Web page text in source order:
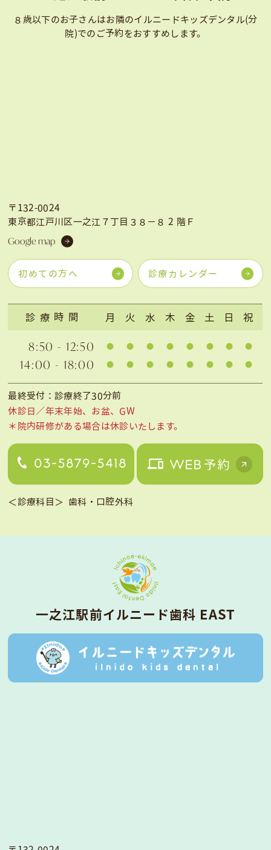
８歳以下のお子さんはお隣のイルニードキッズデンタル(分
院)での ご予約をおすすめします。
〒132-0024
東京都江戸川区一之江７丁目３８−８ 2 階Ｆ
Google map
初めての方へ 診療カレンダー
診療時間 月 火 水 木 金 土 日 祝
8:50 - 12:50
14:00 - 18:00
最終受付：診療終了30分前
休診日／年末年始、お盆、GW
＊院内研修がある場合は休診いたします。
＜診療科目＞ 歯科・口腔外科
⼀之江駅前イルニード⻭科 EAST